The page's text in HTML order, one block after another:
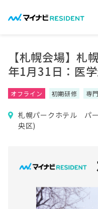
【札幌会場】札
年1月31日：医学
オフライン 初期研修 専
札幌パークホテル パ
央区)